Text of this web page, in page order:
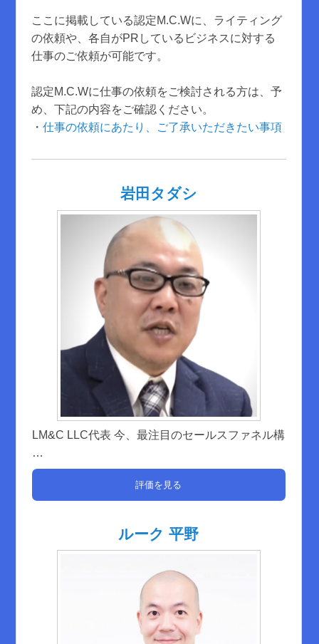
ここに掲載している認定M.C.Wに、ライティング
の依頼や、各自がPRしているビジネスに対する
仕事のご依頼が可能です。
認定M.C.Wに仕事の依頼をご検討される方は、予
め、下記の内容をご確認ください。
・ 仕事の依頼にあたり、ご了承いただきたい事項
岩田タダシ
LM&C LLC代表 今、最注目のセールスファネル構
…
評価を見る
ルーク 平野